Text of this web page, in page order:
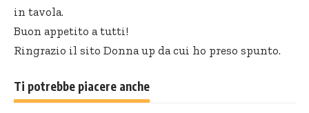
in tavola.
Buon appetito a tutti!
Ringrazio il sito Donna up da cui ho preso spunto.
Ti potrebbe piacere anche